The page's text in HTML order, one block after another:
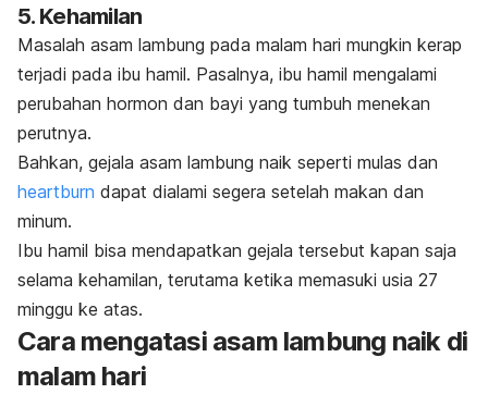
5. Kehamilan
Masalah asam lambung pada malam hari mungkin kerap
terjadi pada ibu hamil. Pasalnya, ibu hamil mengalami
perubahan hormon dan bayi yang tumbuh menekan
perutnya.
Bahkan, gejala asam lambung naik seperti mulas dan
heartburn dapat dialami segera setelah makan dan
minum.
Ibu hamil bisa mendapatkan gejala tersebut kapan saja
selama kehamilan, terutama ketika memasuki usia 27
minggu ke atas.
Cara mengatasi asam lambung naik di
malam hari